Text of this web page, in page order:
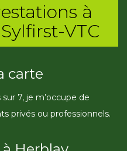
à
VTC
carte
7, je m’occupe de
privés ou professionnels.